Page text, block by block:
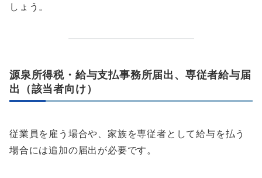
しょう。
源泉所得税・給与支払事務所届出、専従者給与届
出（該当者向け）
従業員を雇う場合や、家族を専従者として給与を払う
場合には追加の届出が必要です。